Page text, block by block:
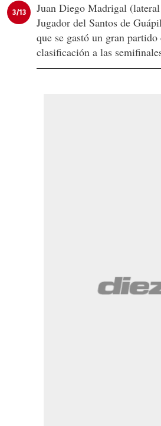
3/13
Juan Diego Madrigal
Jugador del Santos de
que se gastó un gran partido
clasificación a las